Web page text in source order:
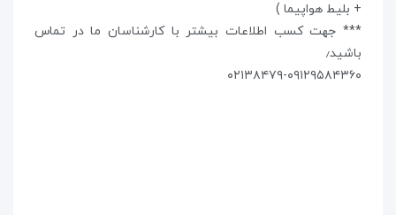
+ بلیط هواپیما )
*** جهت کسب اطلاعات بیشتر با کارشناسان ما در تماس
باشید٫
۰۲۱۳۸۴۷۹-۰۹۱۲۹۵۸۴۳۶۰